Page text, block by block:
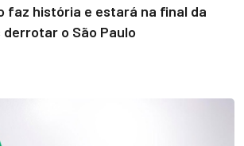
faz história e estará na final da
derrotar o São Paulo